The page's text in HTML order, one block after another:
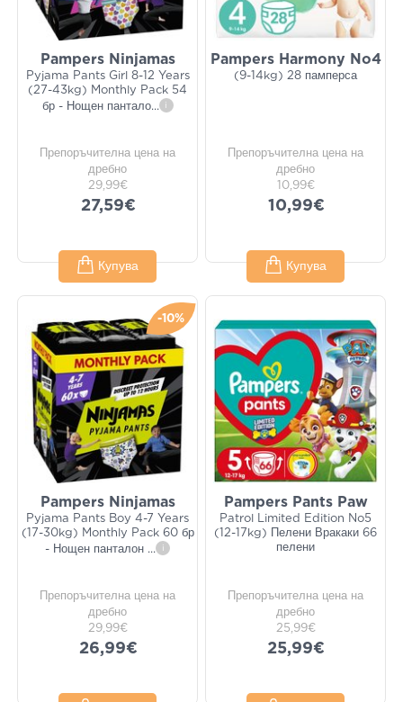
Pampers Ninjamas
Pyjama Pants Girl 8-12 Years
(27-43kg) Monthly Pack 54
бр - Нощен пантало... i
Препоръчителна цена на
дребно
29,99€
27,59€
Купува
Pampers Harmony No4
(9-14kg) 28 памперса
Препоръчителна цена на
дребно
10,99€
10,99€
Купува
-10%
Pampers Ninjamas
Pyjama Pants Boy 4-7 Years
(17-30kg) Monthly Pack 60 бр
- Нощен панталон ... i
Препоръчителна цена на
дребно
29,99€
26,99€
Pampers Pants Paw
Patrol Limited Edition No5
(12-17kg) Пелени Вракаки 66
пелени
Препоръчителна цена на
дребно
25,99€
25,99€